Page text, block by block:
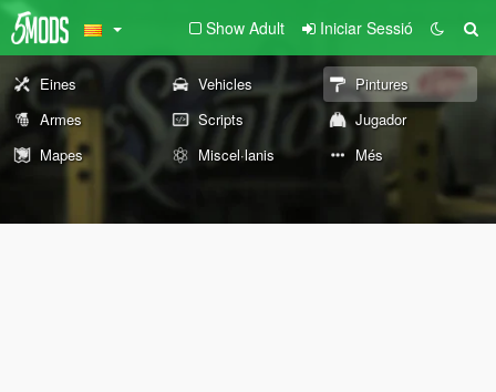
Show Adult Iniciar Sessió
Eines Vehicles
Pintures
Armes
Scripts
Jugador
Mapes
Miscel·lanis Més